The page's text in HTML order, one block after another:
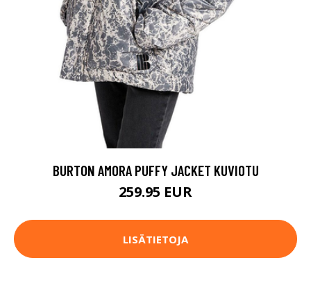
BURTON AMORA PUFFY JACKET KUVIOTU
259.95 EUR
LISÄTIETOJA